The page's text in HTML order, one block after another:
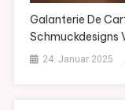
Galanterie De
Schmuckdesigns
24. Januar 2025